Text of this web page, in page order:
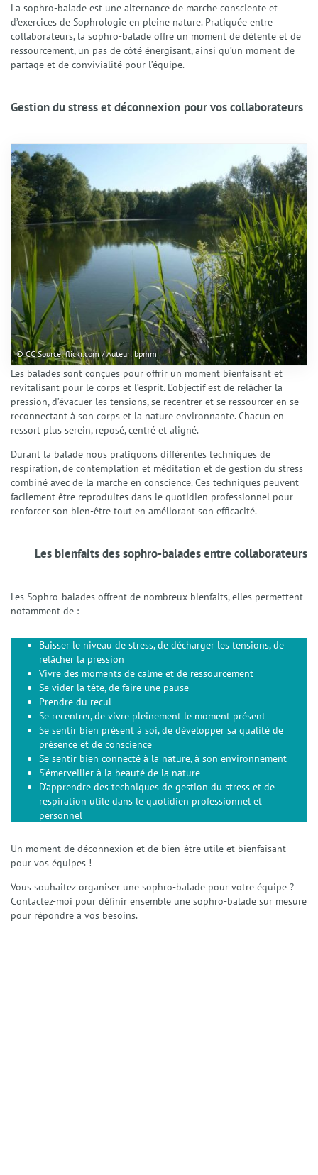
Qui suis-je ?
Présentation
Mon accompagnement
Mes domaines d’intervention
Spécialités
Émotions et Santé Émotionnelle
Préparation Mentale
Confiance en Soi
Enfants et Adolescents
Techniques
La Sophrologie
La Résolution Émotionnelle (EmRes)
L’Harmonisation Globale
L’Hypnose Ericksonienne
Le Reiki
Services
Séances individuelles Adultes
Séances Enfants et Adolescents
Séances collectives de Sophrologie
Ateliers et Sophro-Balades
Interventions et Prestations
Actualités
FAQ
Contact
La sophro-balade est une alternance de marche consciente et
d’exercices de Sophrologie en pleine nature. Pratiquée entre
collaborateurs, la sophro-balade offre un moment de détente et de
ressourcement, un pas de côté énergisant, ainsi qu’un moment de
partage et de convivialité pour l’équipe.
Gestion du stress et déconnexion pour vos collaborateurs
© CC Source: flickr.com / Auteur: bpmm
Les balades sont conçues pour offrir un moment bienfaisant et
revitalisant pour le corps et l’esprit. L’objectif est de relâcher la
pression, d’évacuer les tensions, se recentrer et se ressourcer en se
reconnectant à son corps et la nature environnante. Chacun en
ressort plus serein, reposé, centré et aligné.
Durant la balade nous pratiquons différentes techniques de
respiration, de contemplation et méditation et de gestion du stress
combiné avec de la marche en conscience. Ces techniques peuvent
facilement être reproduites dans le quotidien professionnel pour
renforcer son bien-être tout en améliorant son efficacité.
Les bienfaits des sophro-balades entre collaborateurs
Les Sophro-balades offrent de nombreux bienfaits, elles permettent
notamment de :
Baisser le niveau de stress, de décharger les tensions, de
relâcher la pression
Vivre des moments de calme et de ressourcement
Se vider la tête, de faire une pause
Prendre du recul
Se recentrer, de vivre pleinement le moment présent
Se sentir bien présent à soi, de développer sa qualité de
présence et de conscience
Se sentir bien connecté à la nature, à son environnement
S’émerveiller à la beauté de la nature
D’apprendre des techniques de gestion du stress et de
respiration utile dans le quotidien professionnel et
personnel
Un moment de déconnexion et de bien-être utile et bienfaisant
pour vos équipes !
Vous souhaitez organiser une sophro-balade pour votre équipe ?
Contactez-moi pour définir ensemble une sophro-balade sur mesure
pour répondre à vos besoins.